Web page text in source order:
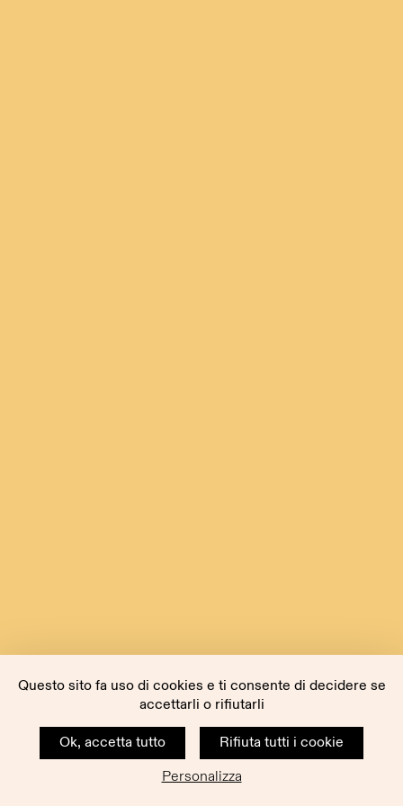
Questo sito fa uso di cookies e ti consente di decidere se
accettarli o rifiutarli
Ok, accetta tutto
Rifiuta tutti i cookie
Personalizza